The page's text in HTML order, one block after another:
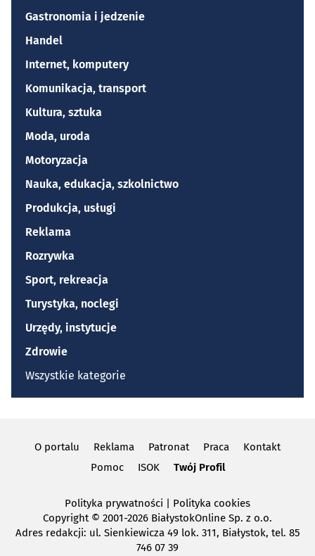
Gastronomia i jedzenie
Handel
Internet, komputery
Komunikacja, transport
Kultura, sztuka
Moda, uroda
Motoryzacja
Nauka, edukacja, szkolnictwo
Produkcja, usługi
Reklama
Rozrywka
Sport, rekreacja
Turystyka, noclegi
Urzędy, instytucje
Zdrowie
Wszystkie kategorie
O portalu Reklama Patronat Praca
Kontakt
Pomoc
ISOK Twój Profil
Polityka prywatności | Polityka cookies
Copyright © 2001-2026 BiałystokOnline Sp. z o.o.
Adres redakcji: ul. Sienkiewicza 49 lok. 311, Białystok, tel. 85
746 07 39